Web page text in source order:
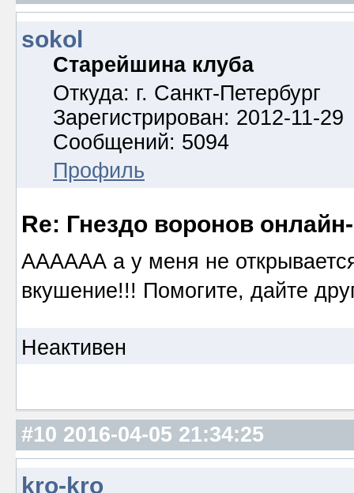
sokol
Старейшина клуба
Откуда: г. Санкт-Петербург
Зарегистрирован: 2012-11-29
Сообщений: 5094
Профиль
Re: Гнездо воронов
АААААА а у меня не
вкушение!!! Помогите, дайте
Неактивен
#10 2016-04-05 21:34:25
kro-kro